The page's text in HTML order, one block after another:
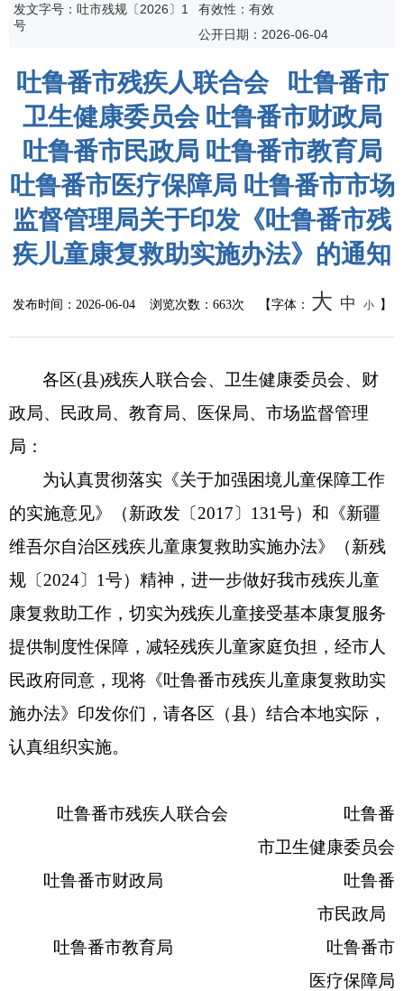
发文字号：吐市残规〔2026〕1
号
有效性：有效
公开日期： 2026-06-04
吐鲁番市残疾人联合会 吐鲁番市
卫生健康委员会 吐鲁番市财政局
吐鲁番市民政局 吐鲁番市教育局
吐鲁番市医疗保障局 吐鲁番市市场
监督管理局关于印发《吐鲁番市残
疾儿童康复救助实施办法》的通知
发布时间： 2026-06-04浏览次数： 663次 【字体： 大 中 小 】
各区(县)残疾人联合会、卫生健康委员会、财
政局、民政局、教育局、
医保局、市场监督管理
局：
为认真贯彻落实 《关于加强困境儿童保障工作
的实施意见》（新政发 〔 2017 〕 131号）和 《新疆
维吾尔自治区残疾儿童康复救助实施办法》（新残
规 〔 2024〕 1号）精神，进一步做好我市残疾儿童
康复救助工作，切实为残疾儿童接受基本康复服务
提供制度性保障，减轻残疾儿童家庭负担， 经市人
民政府同意， 现将《吐鲁番市残疾儿童康复救助实
施办法》印发你们，请各区 （县） 结合本地实际，
认真组织实施。
吐鲁番市残疾人联合会
吐鲁番
市卫生健康委员会
吐鲁番市财政局
吐鲁番
市民政局
吐鲁番市教育局
吐鲁番市
医疗保障局